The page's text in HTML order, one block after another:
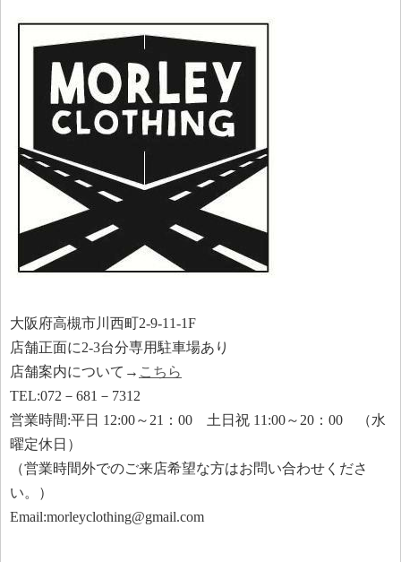
大阪府高槻市川西町2-9-11-1F
店舗正面に2-3台分専用駐車場あり
店舗案内について→ こちら
TEL:072－681－7312
営業時間:平日 12:00～21：00 土日祝 11:00～20：00 （水
曜定休日）
（営業時間外でのご来店希望な方はお問い合わせくださ
い。）
Email:morleyclothing@gmail.com